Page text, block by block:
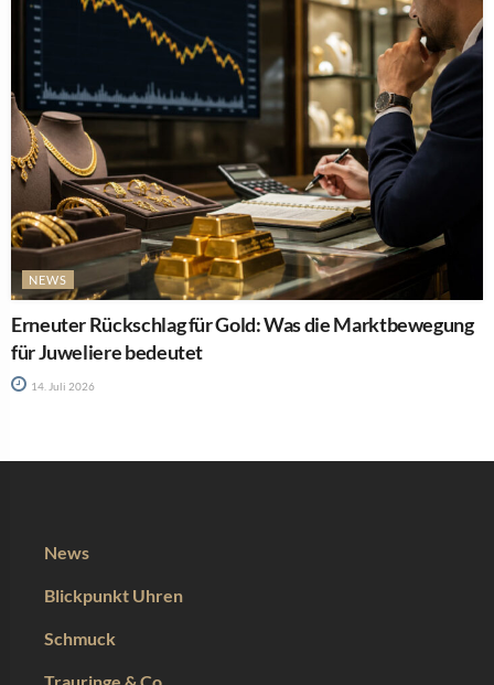
NEWS
Erneuter Rückschlag für Gold: Was die Marktbewegung
für Juweliere bedeutet
14. Juli 2026
News
Blickpunkt Uhren
Schmuck